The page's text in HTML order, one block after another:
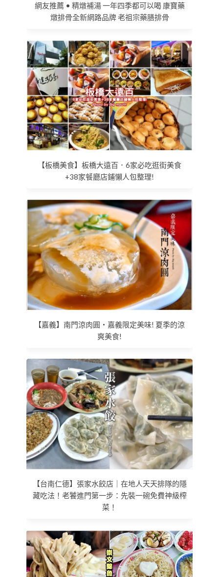
網友推薦 • 精燉補湯 一年四季都可以喝 康寶藥
燉排骨全新網路品牌 老祖宗藥膳排骨
【板橋美食】板橋大遠百．6家必吃逛街美食
+38家餐廳店鋪懶人包整理!
【嘉義】南門涼肉圓‧嘉義限定美味! 夏季的涼
爽美食!
【台南仁德】張家水餃店｜在地人天天排隊的隱
藏吃法！老饕進門第一步：先裝一碗免費神級榨
菜！